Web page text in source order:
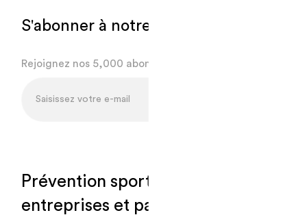
S'abonner à notre newsletter.
Rejoignez nos 5,000 abonnés
Prévention sport-santé, pour
entreprises et particuliers